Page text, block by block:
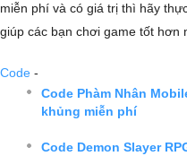
miễn phí và có giá trị thì hãy
giúp các bạn chơi game tốt hơn
Code -
Code Phàm Nhân
khủng miễn phí
Code Demon Slayer